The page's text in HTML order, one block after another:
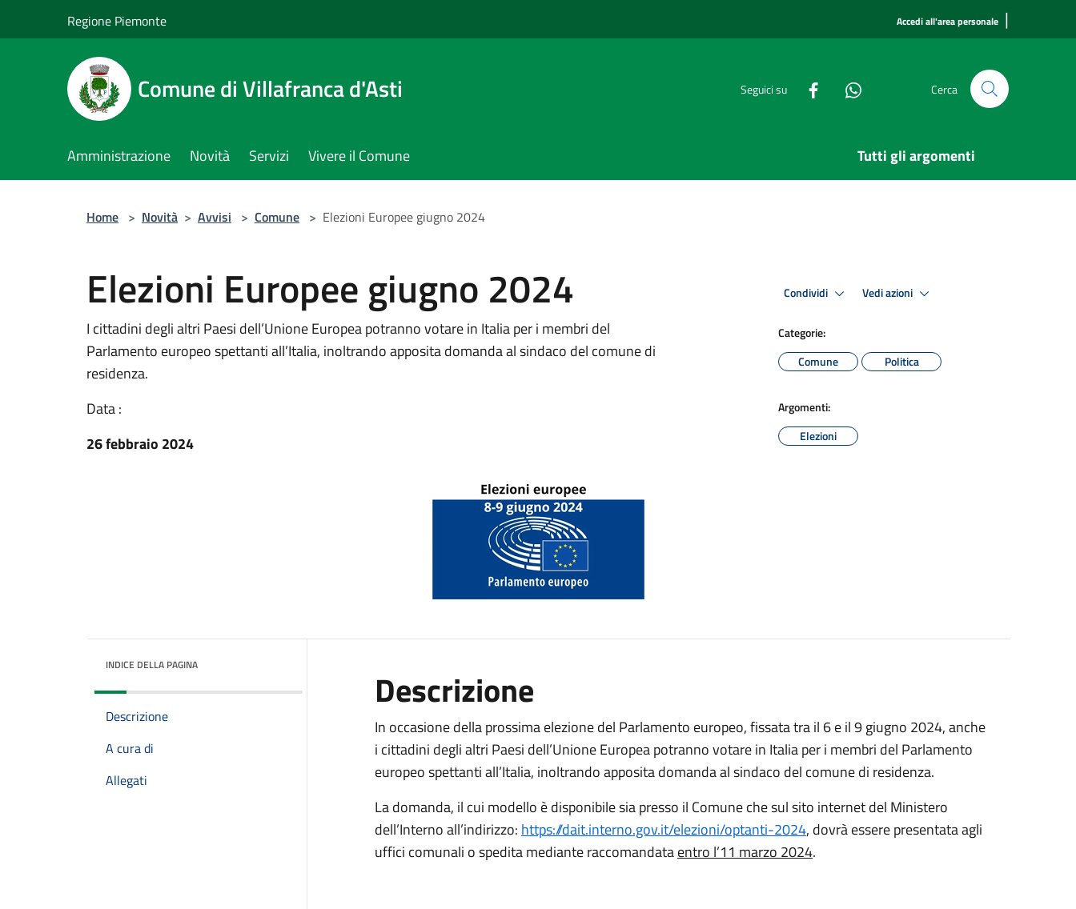
Regione Piemonte Accedi all'area personale |
Comune di Villafranca d'Asti Seguici su Cerca
Amministrazione Novità Servizi Vivere il Comune Tutti gli argomenti
Home > Novità > Avvisi > Comune > Elezioni Europee giugno 2024
Elezioni Europee giugno 2024
I cittadini degli altri Paesi dell’Unione Europea potranno votare in Italia per i membri del
Parlamento europeo spettanti all’Italia, inoltrando apposita domanda al sindaco del comune di
residenza.
Data :
26 febbraio 2024
Condividi Vedi azioni
Categorie:
Comune
Politica
Argomenti:
Elezioni
INDICE DELLA PAGINA
Descrizione
A cura di
Allegati
Descrizione
In occasione della prossima elezione del Parlamento europeo, fissata tra il 6 e il 9 giugno 2024, anche
i cittadini degli altri Paesi dell’Unione Europea potranno votare in Italia per i membri del Parlamento
europeo spettanti all’Italia, inoltrando apposita domanda al sindaco del comune di residenza.
La domanda, il cui modello è disponibile sia presso il Comune che sul sito internet del Ministero
dell’Interno all’indirizzo: https://dait.interno.gov.it/elezioni/optanti-2024, dovrà essere presentata agli
uffici comunali o spedita mediante raccomandataentro l’11 marzo 2024.